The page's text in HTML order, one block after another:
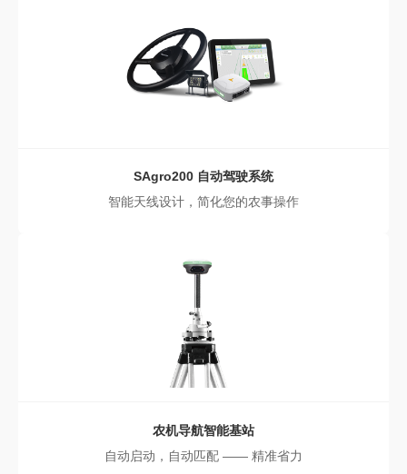
SAgro200 自动驾驶系统
智能天线设计，简化您的农事操作
农机导航智能基站
自动启动，自动匹配 —— 精准省力